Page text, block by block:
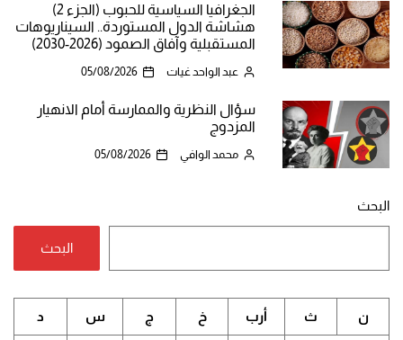
الجغرافيا السياسية للحبوب (الجزء 2)
هشاشة الدول المستوردة.. السيناريوهات
المستقبلية وآفاق الصمود (2026-2030)
عبد الواحد غيات 05/08/2026
سؤال النظرية والممارسة أمام الانهيار
المزدوج
محمد الوافي 05/08/2026
البحث
البحث
ن ث أرب خ ج س د